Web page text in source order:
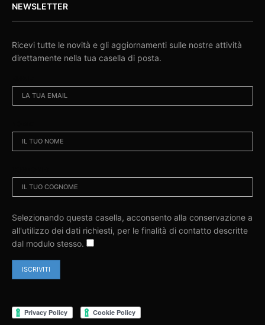
NEWSLETTER
Ricevi tutte le novità e gli aggiornamenti sulle nostre attività
direttamente nella tua casella di posta.
Selezionando questa casella, acconsento alla conservazione a
all'utilizzo dei dati richiesti, per le finalità di contatto descritte
dal modulo stesso.